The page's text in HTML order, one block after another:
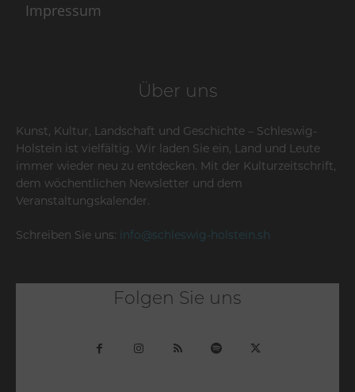
Impressum
Über uns
Kunst, Kultur, Landschaft und Geschichte – Schleswig-
Holstein ist vielfältig. Wir laden Sie ein, Land und Leute
immer wieder neu zu entdecken. Mit der Kulturzeitschrift,
dem wöchentlichen Newsletter und dem
Veranstaltungskalender.
Schreiben Sie uns: info@schleswig-holstein.sh
Folgen Sie uns